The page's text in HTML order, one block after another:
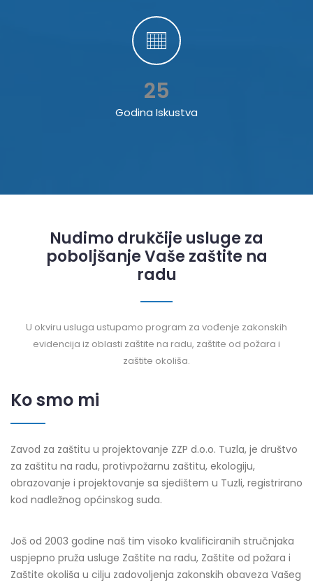
25
Godina Iskustva
Nudimo drukčije usluge za
poboljšanje Vaše zaštite na
radu
U okviru usluga ustupamo program za vođenje zakonskih
evidencija iz oblasti zaštite na radu, zaštite od požara i
zaštite okoliša.
Ko smo mi
Zavod za zaštitu u projektovanje ZZP d.o.o. Tuzla, je društvo
za zaštitu na radu, protivpožarnu zaštitu, ekologiju,
obrazovanje i projektovanje sa sjedištem u Tuzli, registrirano
kod nadležnog općinskog suda.
Još od 2003 godine naš tim visoko kvalificiranih stručnjaka
uspjepno pruža usluge Zaštite na radu, Zaštite od požara i
Zaštite okoliša u cilju zadovoljenja zakonskih obaveza Vašeg